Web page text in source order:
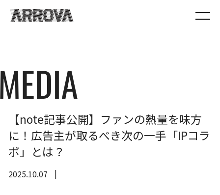
【note記事公開】ファンの熱量を味方
に！広告主が取るべき次の一手「IPコラ
ボ」とは？
2025.10.07